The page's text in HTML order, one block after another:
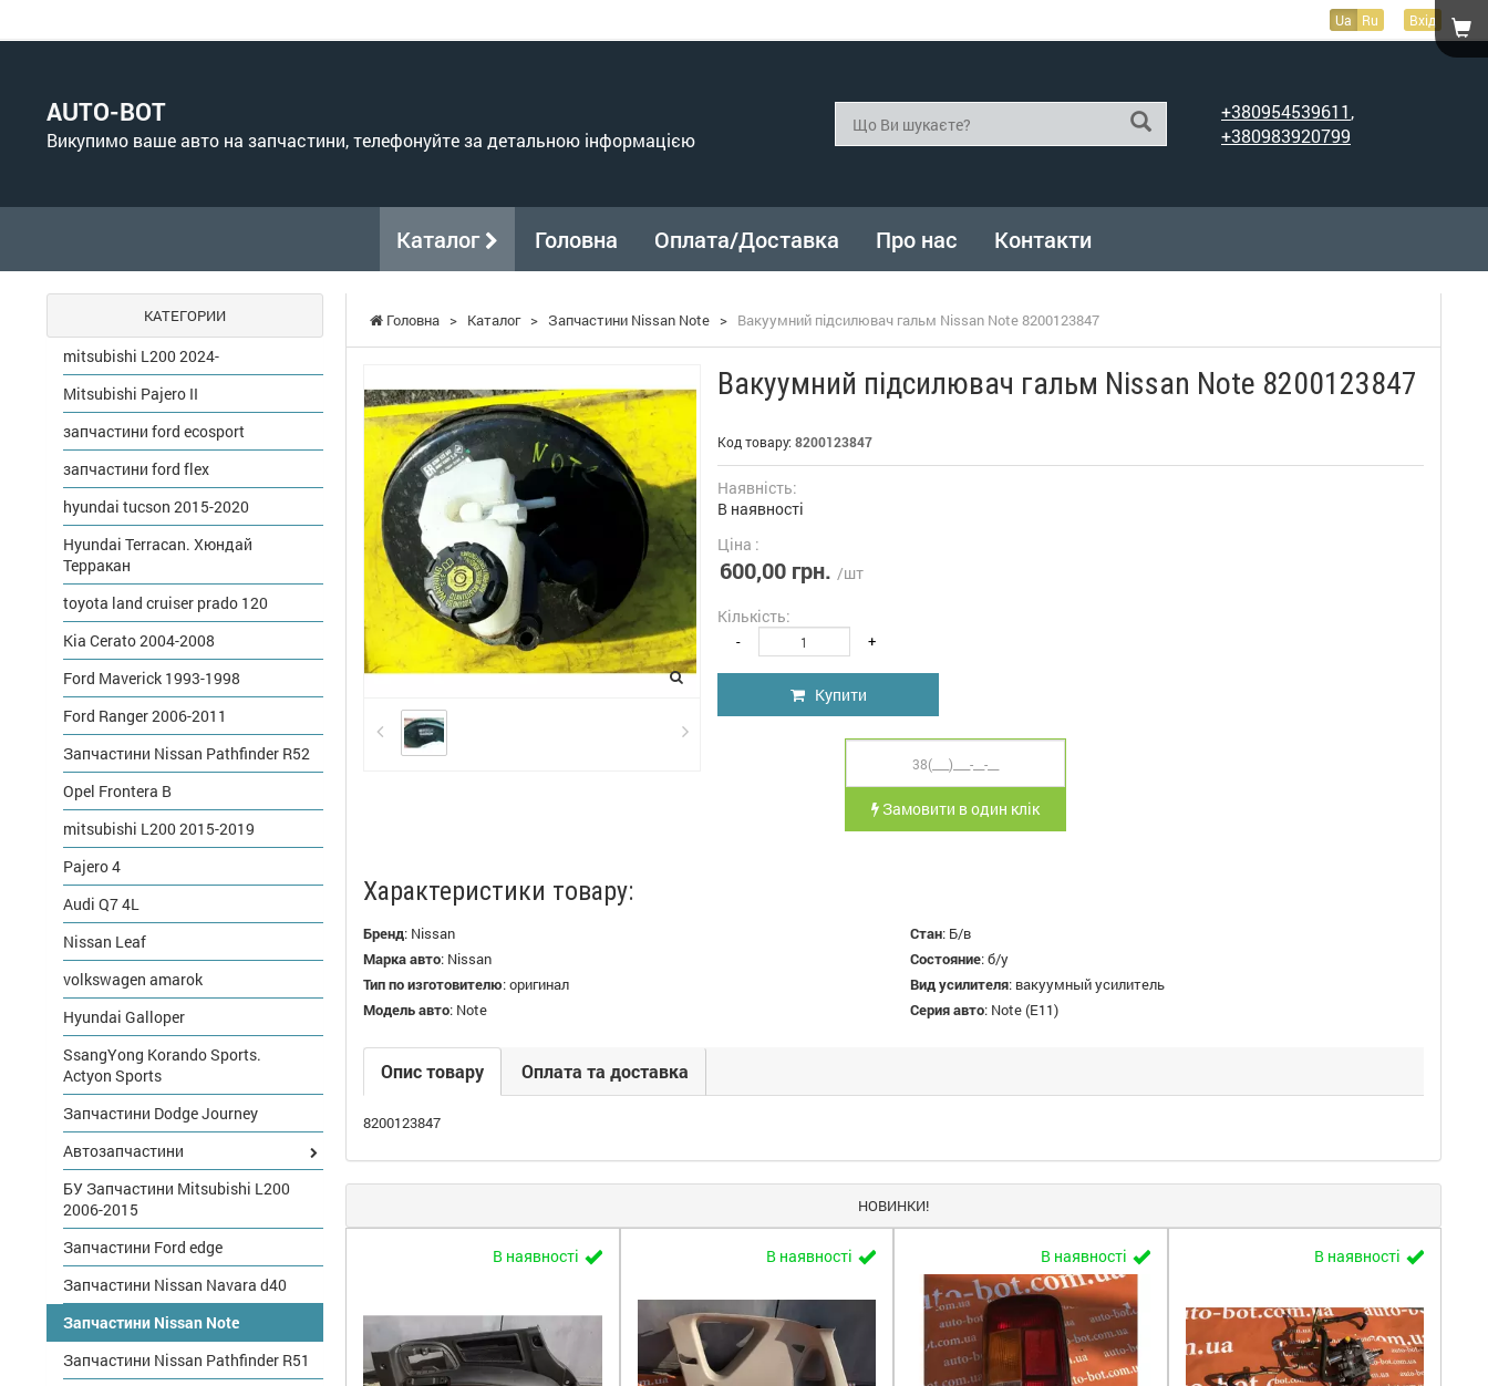
Ua Ru Вхід
AUTO-BOT
Викупимо ваше авто на запчастини, телефонуйте за детальною інформацією
+380954539611,
+380983920799
Каталог Головна Оплата/Доставка Про нас Контакти
Головна > Каталог > Запчастини Nissan Note > Вакуумний підсилювач гальм Nissan Note 8200123847
Вакуумний підсилювач гальм Nissan Note 8200123847
Код товару: 8200123847
Наявність:
В наявності
Ціна :
600,00 грн. /шт
Кількість:
- +
Купити
Замовити в один клік
Характеристики товару:
Бренд: Nissan Стан: Б/в
Марка авто: Nissan Состояние:б/у
Тип по изготовителю:оригинал Вид усилителя: вакуумный усилитель
Модель авто: Note Серия авто: Note (E11)
Опис товару Оплата та доставка
8200123847
НОВИНКИ!
В наявності В наявності В наявності В наявності
КАТЕГОРИИ
mitsubishi L200 2024-
Mitsubishi Pajero II
запчастини ford ecosport
запчастини ford flex
hyundai tucson 2015-2020
Hyundai Terracan. Хюндай
Терракан
toyota land cruiser prado 120
Kia Cerato 2004-2008
Ford Maverick 1993-1998
Ford Ranger 2006-2011
Запчастини Nissan Pathfinder R52
Opel Frontera B
mitsubishi L200 2015-2019
Pajero 4
Audi Q7 4L
Nissan Leaf
volkswagen amarok
Hyundai Galloper
SsangYong Korando Sports.
Actyon Sports
Запчастини Dodge Journey
Автозапчастини
БУ Запчастини Mitsubishi L200
2006-2015
Запчастини Ford edge
Запчастини Nissan Navara d40
Запчастини Nissan Note
Запчастини Nissan Pathfinder R51